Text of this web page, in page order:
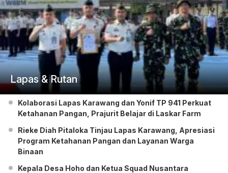
Lapas & Rutan
Kolaborasi Lapas Karawang dan Yonif TP 941 Perkuat
Ketahanan Pangan, Prajurit Belajar di Laskar Farm
Rieke Diah Pitaloka Tinjau Lapas Karawang, Apresiasi
Program Ketahanan Pangan dan Layanan Warga
Binaan
Kepala Desa Hoho dan Ketua Squad Nusantara